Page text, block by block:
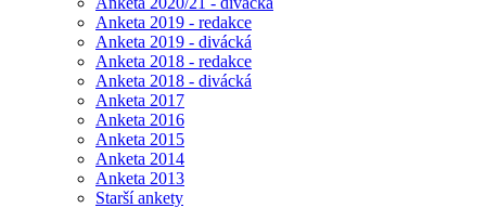
Anketa 2019 - redakce
Anketa 2019 - divácká
Anketa 2018 - redakce
Anketa 2018 - divácká
Anketa 2017
Anketa 2016
Anketa 2015
Anketa 2014
Anketa 2013
Starší ankety